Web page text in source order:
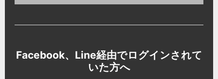
Facebook、Line経由でログインされて
いた方へ